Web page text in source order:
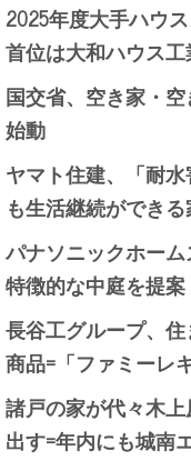
2025年度大手ハウ
首位は大和ハウス
国交省、空き家・
始動
ヤマト住建、「耐
も生活継続ができ
パナソニックホー
特徴的な中庭を提案
長谷工グループ、
商品=「ファミーレ
諸戸の家が代々木
出す=年内にも城南